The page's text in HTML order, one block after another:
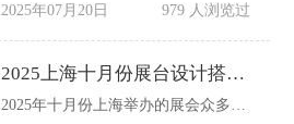
2025年07月20日
979 人浏览过
2025上海十月份展台设计搭建表
2025年十月份上海举办的展会众多，涵盖多个领域，以下是部分展会介绍，如果您需要做展览展会设计搭建，欢迎联系信可威展览布置一站式服务公司：13916073146。